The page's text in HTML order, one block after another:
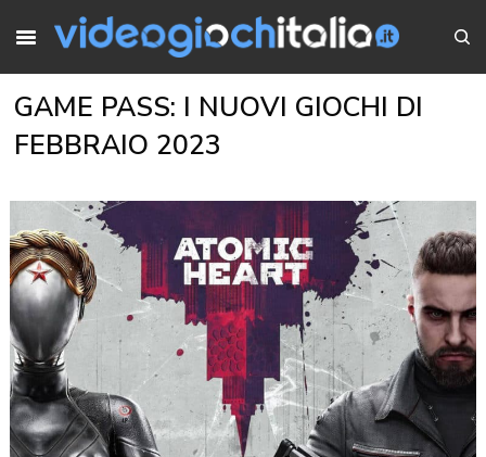
GAME PASS: I NUOVI GIOCHI DI
FEBBRAIO 2023